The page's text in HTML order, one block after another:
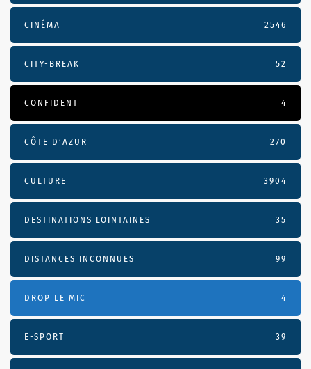
CINÉMA 2546
CITY-BREAK 52
CONFIDENT 4
CÔTE D’AZUR 270
CULTURE 3904
DESTINATIONS LOINTAINES 35
DISTANCES INCONNUES 99
DROP LE MIC 4
E-SPORT 39